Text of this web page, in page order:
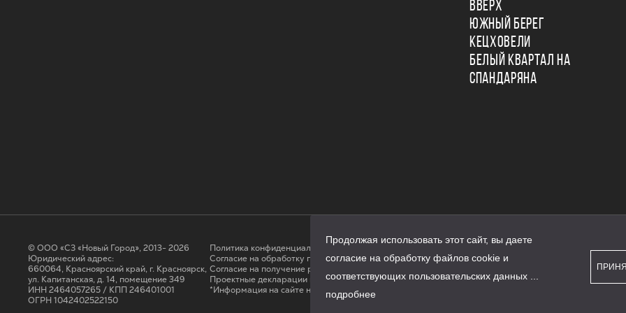
ВВЕРХ
ЮЖНЫЙ БЕРЕГ
КЕЦХОВЕЛИ
БЕЛЫЙ КВАРТАЛ НА
СПАНДАРЯНА
© ООО «СЗ «Новый Город», 2013- 2026
Юридический адрес:
660064, Красноярский край, г. Красноярск,
ул. Капитанская, д. 14, помещение 349
ИНН 2464057265 / КПП 246401001
ОГРН 1042402522150
Политика конфиденциальности
Согласие на обработку персональных данных
Cогласие на получение рассылки
Проектные декларации на сайте наш.дом.рф
*Информация на сайте не является публичной офертой
Продолжая использовать этот сайт, вы даете
согласие на обработку файлов cookie и
соответствующих пользовательских данных
подробнее